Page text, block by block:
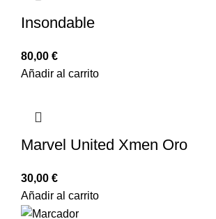
Insondable
80,00 €
Añadir al carrito
Marvel United Xmen Oro
30,00 €
Añadir al carrito